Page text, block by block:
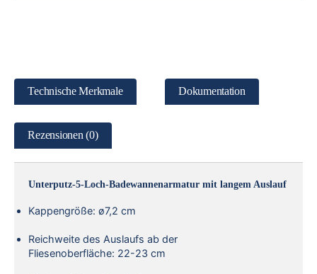
Technische Merkmale Dokumentation
Rezensionen (0)
Unterputz-5-Loch-Badewannenarmatur mit langem Auslauf
Kappengröße: ø7,2 cm
Reichweite des Auslaufs ab der
Fliesenoberfläche: 22-23 cm